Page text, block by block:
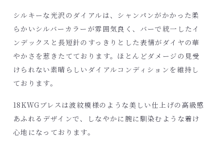
シルキーな光沢のダイアルは、シャンパンがかかった柔
らかいシルバーカラーが雰囲気良く、バーで統一したイ
ンデックスと長短針のすっきりとした表情がダイヤの華
やかさを惹きたてております。ほとんどダメージの見受
けられない素晴らしいダイアルコンディションを維持し
ております。
18KWGブレスは波紋模様のような美しい仕上げの高級感
あふれるデザインで、しなやかに腕に馴染むような着け
心地になっております。